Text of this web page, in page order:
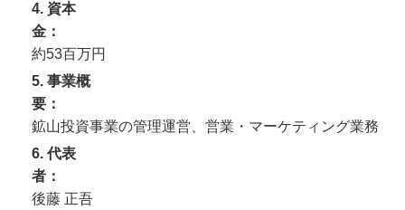
4. 資本
金
約53百万円
5. 事業概
要
鉱山投資事業の管理運営、営業・マーケティング業務
6. 代表
者
後藤 正吾